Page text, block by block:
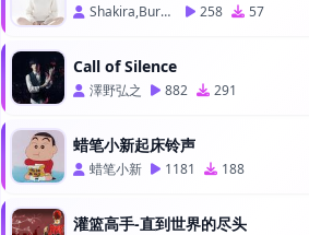
Shakira,Burna Boy 258 57
Call of Silence
澤野弘之 882 291
蜡笔小新起床铃声
蜡笔小新 1181 188
灌篮高手-直到世界的尽头